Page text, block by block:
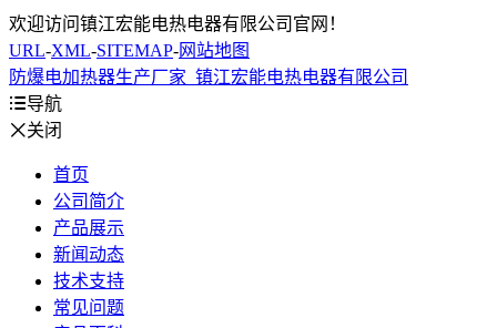
欢迎访问镇江宏能电热电器有限公司官网！
URL-XML-SITEMAP-网站地图
防爆电加热器生产厂家_镇江宏能电热电器有限公司
导航
关闭
首页
公司简介
产品展示
新闻动态
技术支持
常见问题